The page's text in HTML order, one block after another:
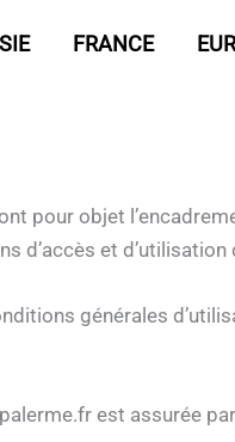
FRANCE
pour objet
d’accès et d’utilisation
générales
est assurée